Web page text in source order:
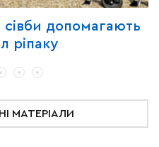
сівби допомагають
ріпаку
МАТЕРІАЛИ